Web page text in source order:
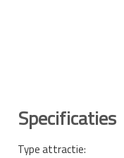
Specificaties
Type attractie: